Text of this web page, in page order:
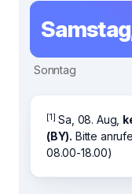
Sonntag
[1] Sa, 08. Aug,
(BY). Bitte
08.00-18.00)